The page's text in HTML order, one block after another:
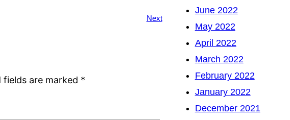
Next
fields are marked *
June 2022
May 2022
April 2022
March 2022
February 2022
January 2022
December 2021